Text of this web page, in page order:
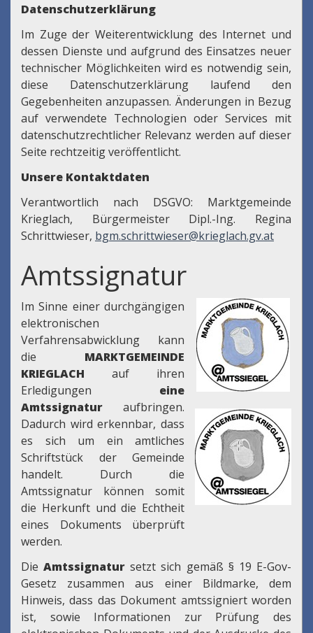
Datenschutzerklärung
Im Zuge der Weiterentwicklung des Internet und
dessen Dienste und aufgrund des Einsatzes neuer
technischer Möglichkeiten wird es notwendig sein,
diese Datenschutzerklärung laufend den
Gegebenheiten anzupassen. Änderungen in Bezug
auf verwendete Technologien oder Services mit
datenschutzrechtlicher Relevanz werden auf dieser
Seite rechtzeitig veröffentlicht.
Unsere Kontaktdaten
Verantwortlich nach DSGVO: Marktgemeinde
Krieglach, Bürgermeister Dipl.-Ing. Regina
Schrittwieser, bgm.schrittwieser@krieglach.gv.at
Amtssignatur
Im Sinne einer durchgängigen
elektronischen
Verfahrensabwicklung kann
die MARKTGEMEINDE
KRIEGLACH auf ihren
Erledigungen eine
Amtssignatur aufbringen.
Dadurch wird erkennbar, dass
es sich um ein amtliches
Schriftstück der Gemeinde
handelt. Durch die
Amtssignatur können somit
die Herkunft und die Echtheit
eines Dokuments überprüft
werden.
DieAmtssignatursetzt sich gemäß § 19 E-Gov-
Gesetz zusammen aus einer Bildmarke, dem
Hinweis, dass das Dokument amtssigniert worden
ist, sowie Informationen zur Prüfung des